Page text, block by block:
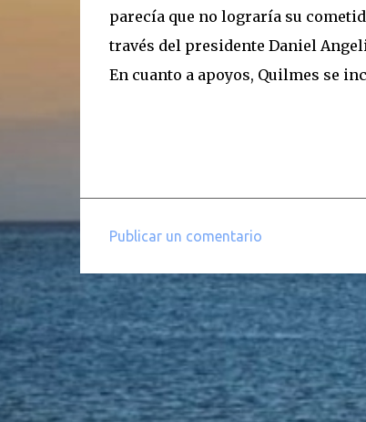
parecía que no lograría su
través del presidente Daniel
En cuanto a apoyos, Quilmes se
o
m
e
t
a
Publicar un comentario